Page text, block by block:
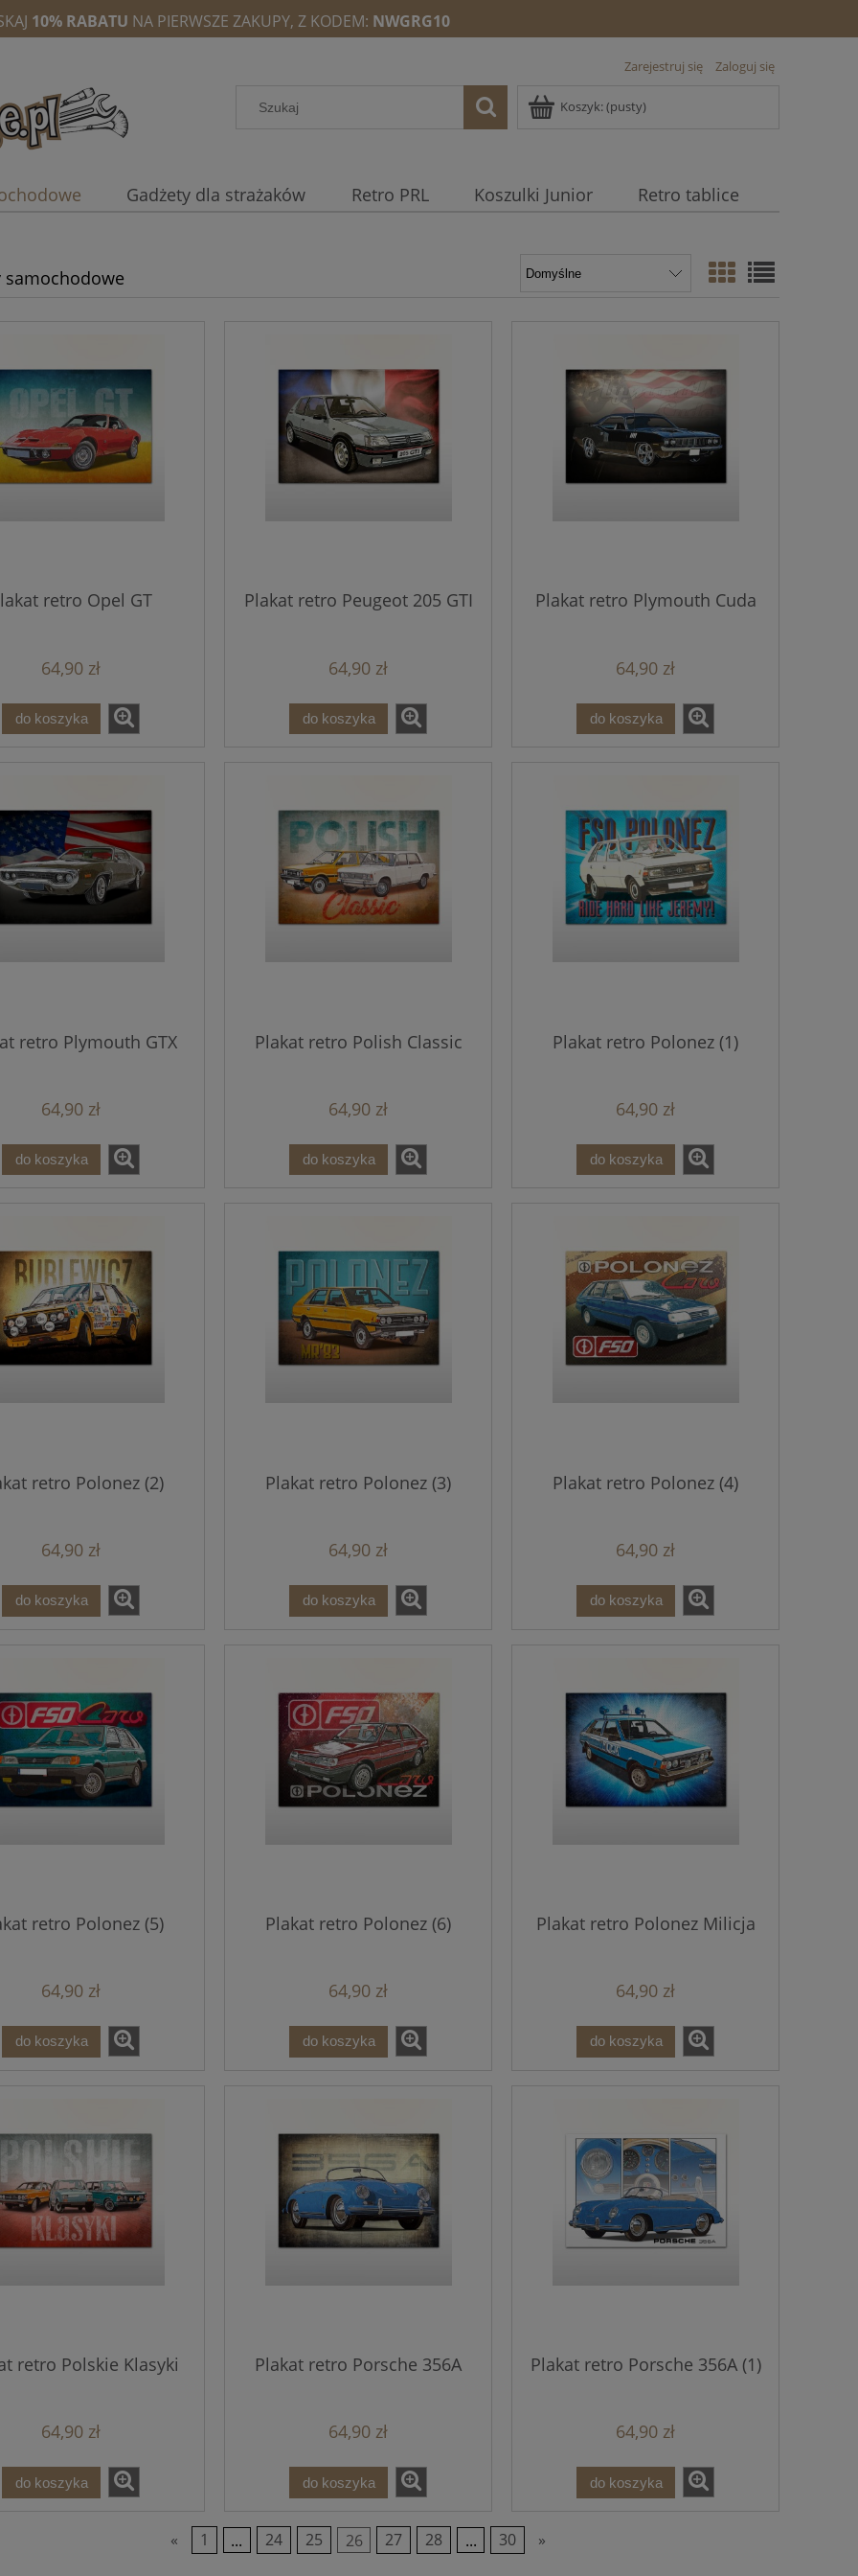
10% RABATU NA PIERWSZE ZAKUPY, Z KODEM: NWGRG10
Zarejestruj się Zaloguj się
Koszyk:(pusty)
Gadżety dla strażaków Retro PRL Koszulki Junior Retro tablice
samochodowe
retro Opel GT
64,90 zł
do koszyka
Plakat retro Peugeot 205 GTI
64,90 zł
do koszyka
Plakat retro Plymouth Cuda
64,90 zł
do koszyka
retro Plymouth GTX
64,90 zł
do koszyka
Plakat retro Polish Classic
64,90 zł
do koszyka
Plakat retro Polonez (1)
64,90 zł
do koszyka
retro Polonez (2)
64,90 zł
do koszyka
Plakat retro Polonez (3)
64,90 zł
do koszyka
Plakat retro Polonez (4)
64,90 zł
do koszyka
retro Polonez (5)
64,90 zł
do koszyka
Plakat retro Polonez (6)
64,90 zł
do koszyka
Plakat retro Polonez Milicja
64,90 zł
do koszyka
retro Polskie Klasyki
64,90 zł
do koszyka
Plakat retro Porsche 356A
64,90 zł
do koszyka
Plakat retro Porsche 356A (1)
64,90 zł
do koszyka
« 1 ... 24 25 26 27 28 ... 30 »